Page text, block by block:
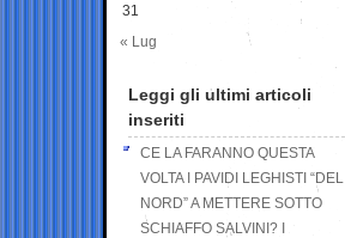
31
« Lug
Leggi gli ultimi articoli
inseriti
CE LA FARANNO QUESTA
VOLTA I PAVIDI LEGHISTI “DEL
NORD” A METTERE SOTTO
SCHIAFFO SALVINI? I